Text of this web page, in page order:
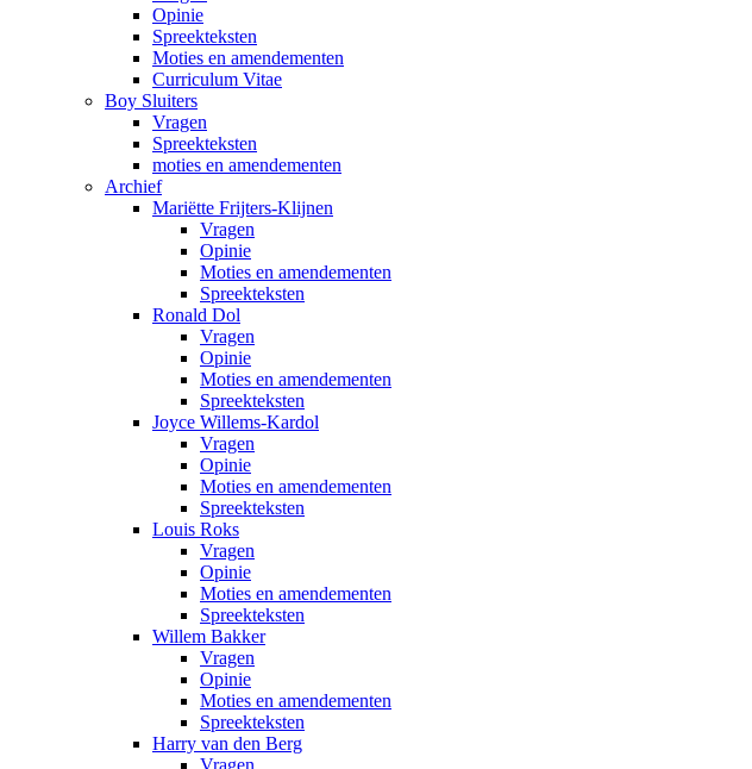
Opinie
Spreekteksten
Moties en amendementen
Curriculum Vitae
Boy Sluiters
Vragen
Spreekteksten
moties en amendementen
Archief
Mariëtte Frijters-Klijnen
Vragen
Opinie
Moties en amendementen
Spreekteksten
Ronald Dol
Vragen
Opinie
Moties en amendementen
Spreekteksten
Joyce Willems-Kardol
Vragen
Opinie
Moties en amendementen
Spreekteksten
Louis Roks
Vragen
Opinie
Moties en amendementen
Spreekteksten
Willem Bakker
Vragen
Opinie
Moties en amendementen
Spreekteksten
Harry van den Berg
Vragen